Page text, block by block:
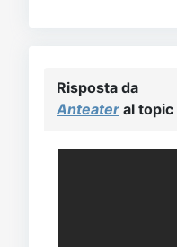
Risposta da
Anteater al topic